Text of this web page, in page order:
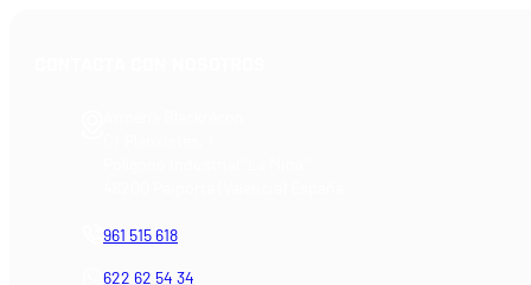
961 515 618
622 62 54 34